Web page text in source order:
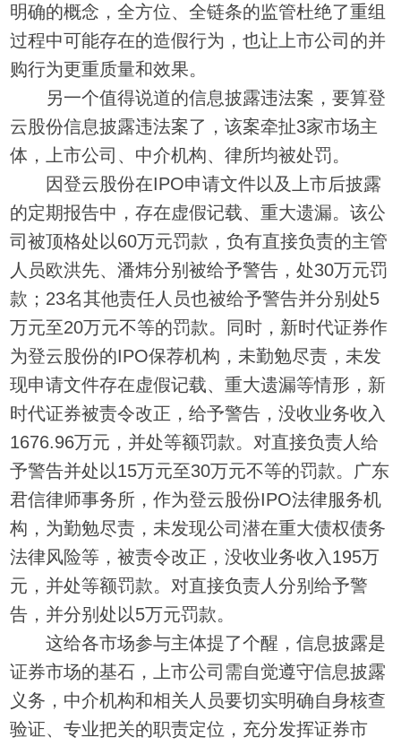
明确的概念，全方位、全链条的监管杜绝了重组
过程中可能存在的造假行为，也让上市公司的并
购行为更重质量和效果。
另一个值得说道的信息披露违法案，要算登
云股份信息披露违法案了，该案牵扯3家市场主
体，上市公司、中介机构、律所均被处罚。
因登云股份在IPO申请文件以及上市后披露
的定期报告中，存在虚假记载、重大遗漏。该公
司被顶格处以60万元罚款，负有直接负责的主管
人员欧洪先、潘炜分别被给予警告，处30万元罚
款；23名其他责任人员也被给予警告并分别处5
万元至20万元不等的罚款。同时，新时代证券作
为登云股份的IPO保荐机构，未勤勉尽责，未发
现申请文件存在虚假记载、重大遗漏等情形，新
时代证券被责令改正，给予警告，没收业务收入
1676.96万元，并处等额罚款。对直接负责人给
予警告并处以15万元至30万元不等的罚款。广东
君信律师事务所，作为登云股份IPO法律服务机
构，为勤勉尽责，未发现公司潜在重大债权债务
法律风险等，被责令改正，没收业务收入195万
元，并处等额罚款。对直接负责人分别给予警
告，并分别处以5万元罚款。
这给各市场参与主体提了个醒，信息披露是
证券市场的基石，上市公司需自觉遵守信息披露
义务，中介机构和相关人员要切实明确自身核查
验证、专业把关的职责定位，充分发挥证券市